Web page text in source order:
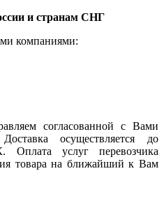
и странам СНГ
компаниями:
согласованной с Вами
осуществляется до
Оплата услуг перевозчика
товара на ближайший к Вам